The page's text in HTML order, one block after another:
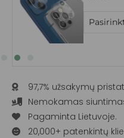
97,7% užsakymų
Nemokamas
Pagaminta Lietuvoje.
20,000+ patenkintų